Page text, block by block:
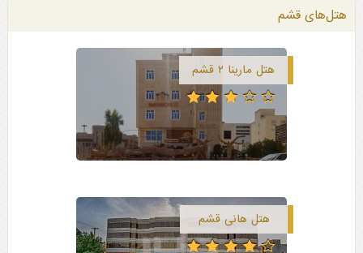
هتل‌های قشم
هتل مارینا ۲ قشم
هتل هانی قشم